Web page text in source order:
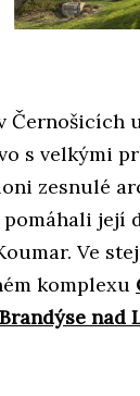
s velkými
zesnulé
její
Ve
komplexu
Brandýse nad